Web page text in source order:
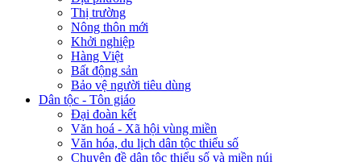
Thị trường
Nông thôn mới
Khởi nghiệp
Hàng Việt
Bất động sản
Bảo vệ người tiêu dùng
Dân tộc - Tôn giáo
Đại đoàn kết
Văn hoá - Xã hội vùng miền
Văn hóa, du lịch dân tộc thiểu số
Chuyên đề dân tộc thiểu số và miền núi